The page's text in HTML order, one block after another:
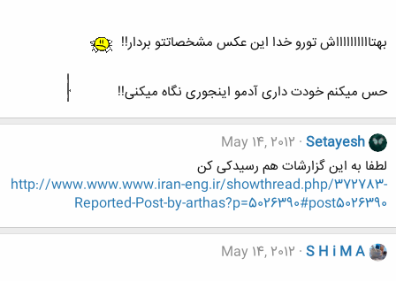
بهتااااااااااش تورو خدا این عکس مشخصاتتو بردار!!
حس میکنم خودت داری آدمو اینجوری نگاه میکنی!!
Setayesh
May 14, 2012
لطفا به این گزارشات هم رسیدکی کن
http://www.www.www.iran-eng.ir/showthread.php/372783-
Reported-Post-by-arthas?p=5026390#post5026390
S H i M A
May 14, 2012